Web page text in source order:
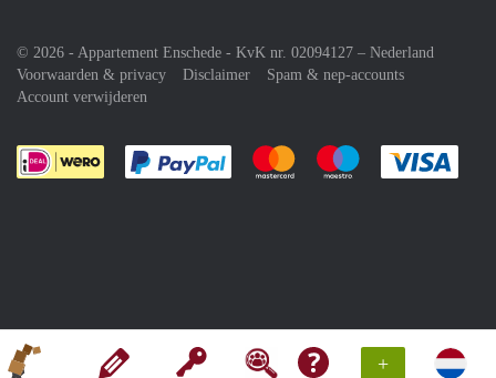
+
© 2026 - Appartement Enschede - KvK nr. 02094127 – Nederland
Voorwaarden & privacy
Disclaimer
Spam & nep-accounts
Account verwijderen
Je rekent gemakkelijk af met Paypal
Je rekent gemakkelijk af met
Je rekent